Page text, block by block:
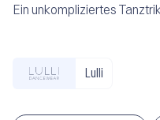
Ein unkompliziertes
Lulli